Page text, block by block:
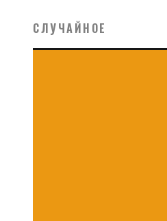
СЛУЧАЙНОЕ